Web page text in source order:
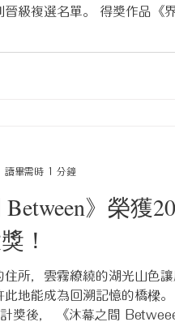
晉級複選名單。 得獎作品《
Between》榮獲
！
所，雲霧繚繞的湖光山色
此地能成為回溯記憶的橋樑
獎後， 《沐幕之間
讀畢需時 1 分鐘